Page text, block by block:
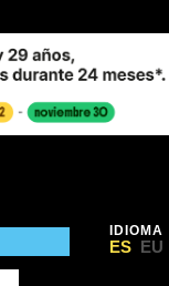
IDIOMA
ES EU